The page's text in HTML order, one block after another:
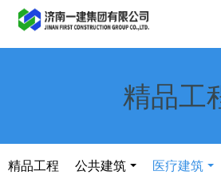
精品工
精品工程 公共建筑 医疗建筑